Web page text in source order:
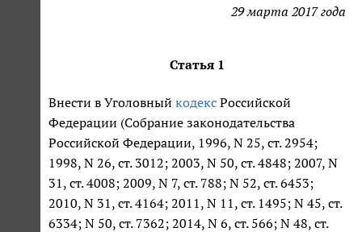
29 марта 2017 года
Статья 1
Внести в Уголовный кодекс Российской
Федерации (Собрание законодательства
Российской Федерации, 1996, N 25, ст. 2954;
1998, N 26, ст. 3012; 2003, N 50, ст. 4848; 2007, N
31, ст. 4008; 2009, N 7, ст. 788; N 52, ст. 6453;
2010, N 31, ст. 4164; 2011, N 11, ст. 1495; N 45, ст.
6334; N 50, ст. 7362; 2014, N 6, ст. 566; N 48, ст.